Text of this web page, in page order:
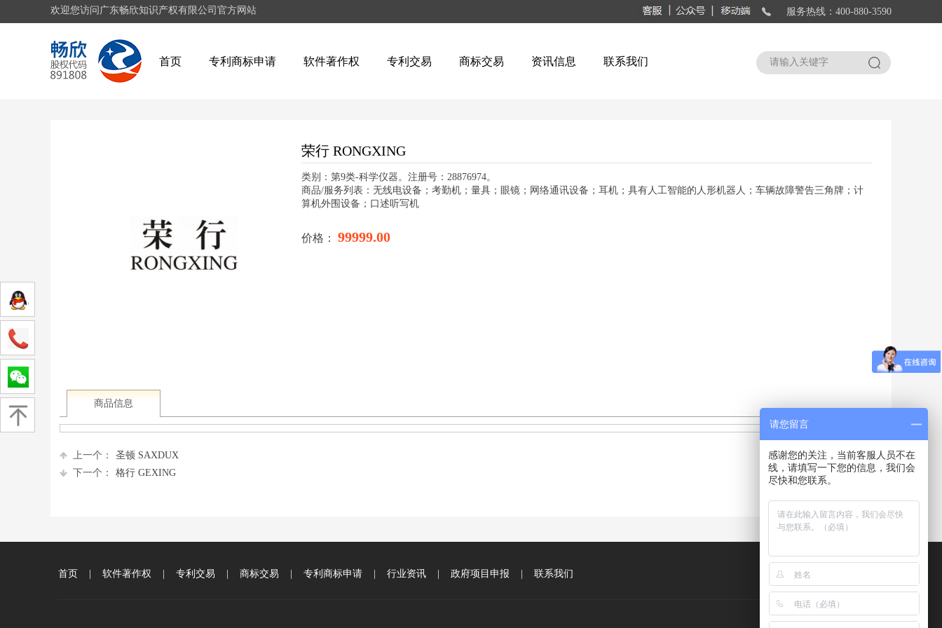
服务热线：400-880-3590
欢迎您访问广东畅欣知识产权有限公司官方网站
搜索
首页 专利商标申请 软件著作权 专利交易 商标交易 资讯信息 联系我们
荣行 RONGXING
类别：第9类-科学仪器。注册号：28876974。
商品/服务列表：无线电设备；考勤机；量具；眼镜；网络通讯设备；耳机；具有人工智能的人形机器人；车辆故障警告三角牌；计
算机外围设备；口述听写机
价格： 99999.00
商品信息
上一个：
圣顿 SAXDUX
下一个：
格行 GEXING
首页 软件著作权 专利交易 商标交易 专利商标申请 行业资讯 政府项目申报 联系我们
请您留言
感谢您的关注，当前客服人员不在
线，请填写一下您的信息，我们会
尽快和您联系。